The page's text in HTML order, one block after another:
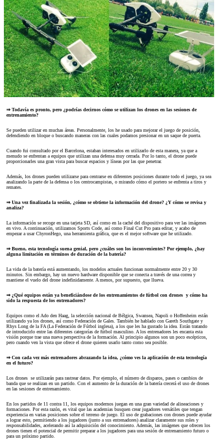
⇒ Todavía es pronto, pero ¿podrías decirnos cómo se utilizan los drones en las sesiones de
entrenamiento?
Se pueden utilizar en muchas áreas. Personalmente, los he usado para mejorar el juego de posición,
defendiendo en bloque o buscando maneras con las cuales podamos presionar en un saque de puerta.
Cuando fui consultado por el Barcelona, ​​estaban interesados en utilizarlo de esta manera, ya que a
menudo se enfrentan a equipos que utilizan una defensa muy cerrada. Por lo tanto, el drone puede
proporcionarles una gran vista para buscar espacios y líneas por las que penetrar.
Además, los drones pueden utilizarse para centrarse en diferentes posiciones durante todo el juego, ya sea
analizando la parte de la defensa o los centrocampistas, o mirando cómo el portero se enfrenta a tiros y
remates.
⇒ Una vez finalizada la sesión, ¿cómo se obtiene la información del drone? ¿Y cómo se revisa y
analiza?
La información se recoge en una tarjeta SD, así como en la caché del dispositivo para ver las imágenes
en vivo. A continuación, utilizamos Sports Code, así como Final Cut Pro para editar, y acabo de
empezar a usar ChyronHego, una herramienta gráfica, que es el mejor software que he utilizado.
⇒ Bueno, esta tecnología suena genial, pero ¿cuáles son los inconvenientes? Por ejemplo, ¿hay
alguna limitación en términos de duración de la batería?
La vida de la batería está aumentando, los modelos actuales funcionan normalmente entre 20 y 30
minutos. Sin embargo, hay un nuevo hardware disponible que se conecta a través de una correa y
mantiene el vuelo del drone indefinidamente. A menos, por supuesto, que llueva.
⇒ ¿Qué equipos están ya beneficiándose de los entrenamientos de fútbol con drones y cómo ha
sido la respuesta de los entrenadores?
Equipos como el Ado den Haag, la selección nacional de Bélgica, Swansea, Napoli o Hoffenheim están
utilizando ya los drones, así como Federación de Gales. También he hablado con Gareth Southgate y
Rhys Long de la FA (La Federación de Fútbol inglesa), a los que les ha gustado la idea. Están tratando
de introducirlo entre las diferentes categorías de fútbol masculino. A los entrenadores les encanta esta
visión porque trae una nueva perspectiva de la formación. Al principio algunos son un poco escépticos,
pero cuando ven la vista que ofrece el drone quieren usarlo tanto como sea posible.
⇒ Con cada vez más entrenadores abrazando la idea, ¿cómo ves la aplicación de esta tecnología
en el futuro?
Los drones se utilizarán para rastrear datos. Por ejemplo, el número de disparos, pases o cambios de
banda que se realizan en un partido. Con el aumento de la duración de la batería crecerá el uso de drones
en las sesiones de entrenamiento.
En los partidos de 11 contra 11, los equipos modernos juegan en una gran variedad de alineaciones y
formaciones. Por esta razón, es vital que las academias busquen crear jugadores versátiles que tengan
experiencia en varias posiciones sobre el terreno de juego. El uso de grabaciones con drones puede ayudar
a lograr esto, permitiendo a los jugadores (junto a sus entrenadores) analizar claramente sus roles y
responsabilidades, acelerando así la adquisición del conocimiento. Además, las imágenes que ofrecen los
drones tienen el potencial de permitir preparar a los jugadores para una sesión de entrenamiento futuro o
para un próximo partido.